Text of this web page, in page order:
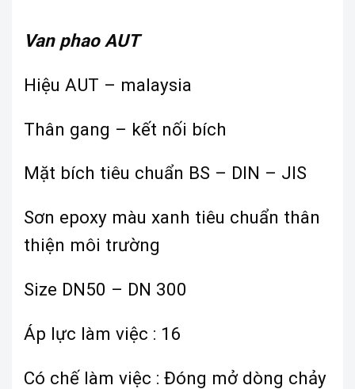
Van phao AUT
Hiệu AUT – malaysia
Thân gang – kết nối bích
Mặt bích tiêu chuẩn BS – DIN – JIS
Sơn epoxy màu xanh tiêu chuẩn thân
thiện môi trường
Size DN50 – DN 300
Áp lực làm việc : 16
Có chế làm việc : Đóng mở dòng chảy